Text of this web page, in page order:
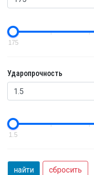
175
Ударопрочность
1.5
найти сбросить